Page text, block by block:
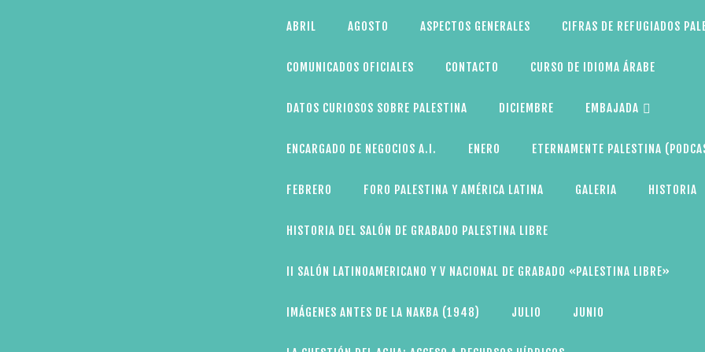
ABRIL AGOSTO ASPECTOS GENERALES CIFRAS DE REFUGIADOS
COMUNICADOS OFICIALES CONTACTO CURSO DE IDIOMA ÁRABE
DATOS CURIOSOS SOBRE PALESTINA DICIEMBRE EMBAJADA
ENCARGADO DE NEGOCIOS A.I. ENERO ETERNAMENTE PALESTINA
FEBRERO FORO PALESTINA Y AMÉRICA LATINA GALERIA HISTORIA
HISTORIA DEL SALÓN DE GRABADO PALESTINA LIBRE
II SALÓN LATINOAMERICANO Y V NACIONAL DE GRABADO «PALESTINA LIBRE»
IMÁGENES ANTES DE LA NAKBA (1948) JULIO JUNIO